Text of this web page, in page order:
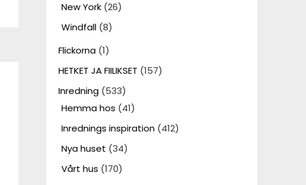
New York(26)
Windfall(8)
Flickorna(1)
HETKET JA FIILIKSET (157)
Inredning(533)
Hemma hos (41)
Inrednings inspiration(412)
Nya huset (34)
Vårt hus (170)